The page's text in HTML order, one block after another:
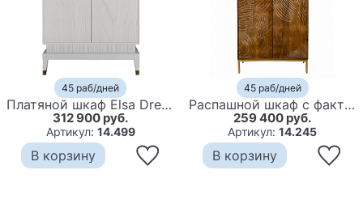
45 раб/дней
Платяной шкаф Elsa Dreams White с 2-мя фасадами
312 900 руб.
Артикул: 14.499
В корзину
45 раб/дней
Распашной шкаф с фактурным фасадом Termite
259 400 руб.
Артикул:14.245
В корзину